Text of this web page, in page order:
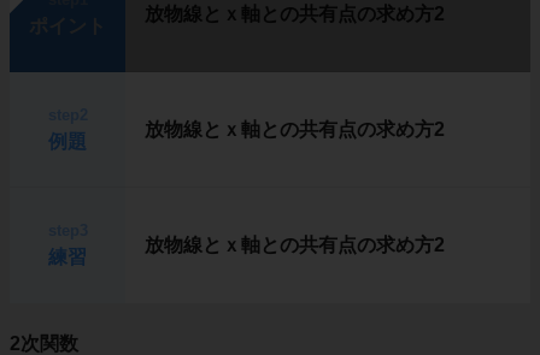
放物線とｘ軸との共有点の求め方2
例題
放物線とｘ軸との共有点の求め方2
練習
放物線とｘ軸との共有点の求め方2
2次関数